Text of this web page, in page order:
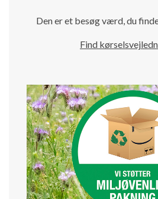
Den er et besøg værd, du
Find